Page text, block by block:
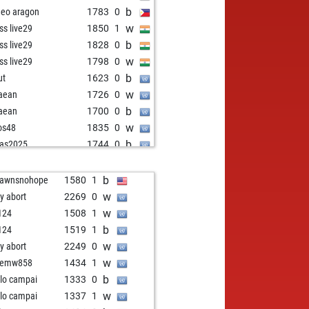
aragon 1783 0 b
live29 1850 1 w
live29 1828 0 b
live29 1798 0 w
1623 0 b
1726 0 w
1700 0 b
1835 0 w
1744 0 b
1814 1 b
1826 1 w
1319 1 w
1795 1 b
1798 1 w
1772 0 b
1755 1 b
1766 1 w
1580 1 b
abort 2269 0 w
1508 1 w
1519 1 b
abort 2249 0 w
1434 1 w
campai 1333 0 b
campai 1337 1 w